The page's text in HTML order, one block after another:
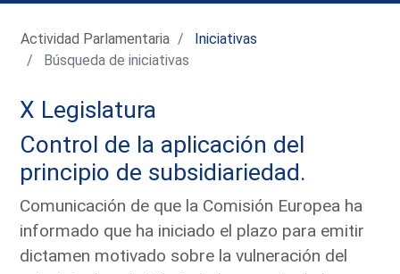
Actividad Parlamentaria
Iniciativas
Búsqueda de iniciativas
X Legislatura
Control de la aplicación del
principio de subsidiariedad.
Comunicación de que la Comisión Europea ha
informado que ha iniciado el plazo para emitir
dictamen motivado sobre la vulneración del